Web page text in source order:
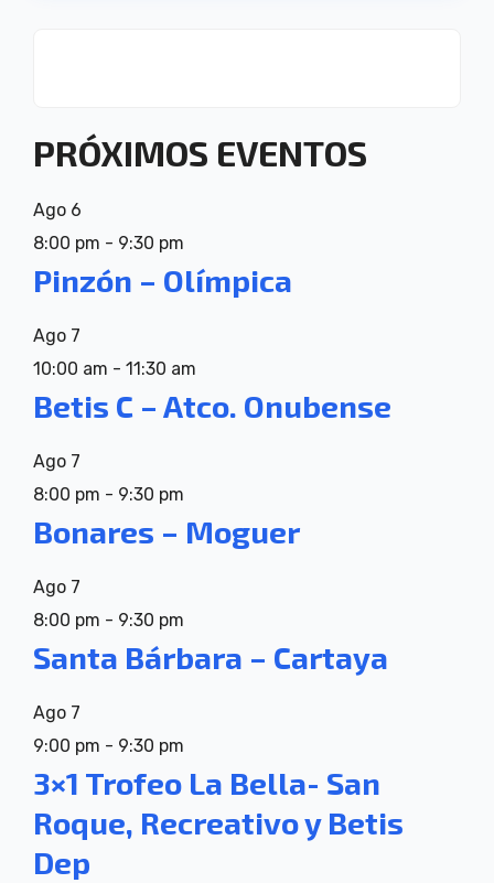
PRÓXIMOS EVENTOS
Ago 6
8:00 pm - 9:30 pm
Pinzón – Olímpica
Ago 7
10:00 am - 11:30 am
Betis C – Atco. Onubense
Ago 7
8:00 pm - 9:30 pm
Bonares – Moguer
Ago 7
8:00 pm - 9:30 pm
Santa Bárbara – Cartaya
Ago 7
9:00 pm - 9:30 pm
3×1 Trofeo La Bella- San
Roque, Recreativo y Betis
Dep